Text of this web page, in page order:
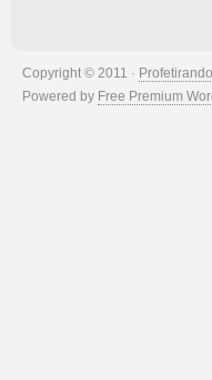
Copyright © 2011 · Profetirando
Powered by Free Premium